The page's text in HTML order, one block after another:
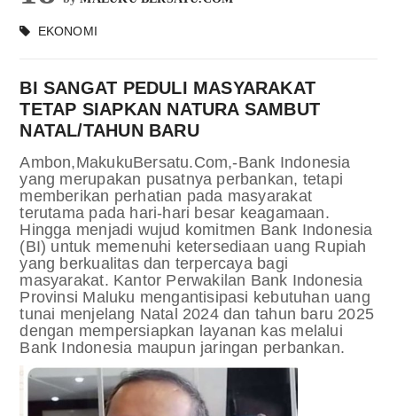
EKONOMI
BI SANGAT PEDULI MASYARAKAT
TETAP SIAPKAN NATURA SAMBUT
NATAL/TAHUN BARU
Ambon,MakukuBersatu.Com,-Bank Indonesia
yang merupakan pusatnya perbankan, tetapi
memberikan perhatian pada masyarakat
terutama pada hari-hari besar keagamaan.
Hingga menjadi wujud komitmen Bank Indonesia
(BI) untuk memenuhi ketersediaan uang Rupiah
yang berkualitas dan terpercaya bagi
masyarakat. Kantor Perwakilan Bank Indonesia
Provinsi Maluku mengantisipasi kebutuhan uang
tunai menjelang Natal 2024 dan tahun baru 2025
dengan mempersiapkan layanan kas melalui
Bank Indonesia maupun jaringan perbankan.